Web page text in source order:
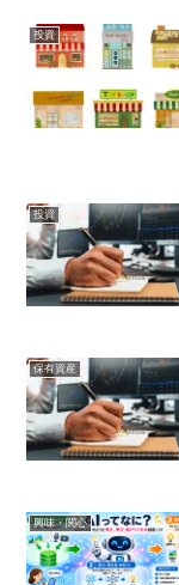
投資
投資
保有資産
興味・関心